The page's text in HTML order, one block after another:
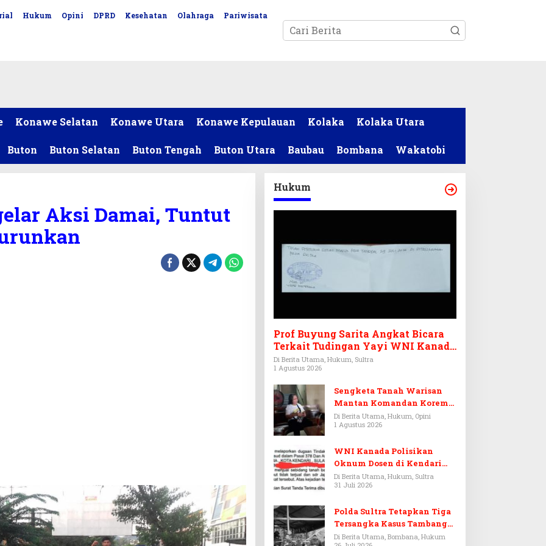
Hukum Opini DPRD Kesehatan Olahraga Pariwisata
Konawe Selatan Konawe Utara Konawe Kepulauan Kolaka Kolaka Utara
Buton Buton Selatan Buton Tengah Buton Utara Baubau Bombana Wakatobi
Aksi Damai, Tuntut
Hukum
Prof Buyung Sarita Angkat Bicara
Terkait Tudingan Yayi WNI Kanada
Ditagih Utang Rp3,6 Miliar
Di Berita Utama, Hukum, Sultra
1 Agustus 2026
Sengketa Tanah Warisan
Mantan Komandan Korem
143/HO, Ketika Warisan
Menjadi Arena Pemerasan
Di Berita Utama, Hukum, Opini
1 Agustus 2026
WNI Kanada Polisikan
Oknum Dosen di Kendari
Terkait Aset Puluhan Miliar
Di Berita Utama, Hukum, Sultra
31 Juli 2026
Polda Sultra Tetapkan Tiga
Tersangka Kasus Tambang
Emas Ilegal di Bombana
Di Berita Utama, Bombana, Hukum